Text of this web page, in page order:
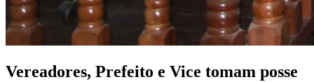
Vereadores, Prefeito e Vice tomam posse